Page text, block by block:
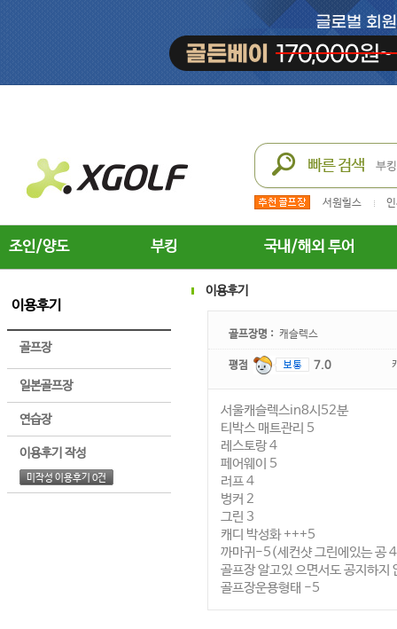
서원힐스
조인/양도 부킹 국내/해외 투어
이용후기
골프장
일본골프장
연습장
이용후기 작성
미작성 이용후기 0건
이용후기
골프장명 : 캐슬렉스
평점 7.0
서울캐슬렉스in8시52분
티박스 매트관리 5
레스토랑 4
페어웨이 5
러프 4
벙커 2
그린 3
캐디 박성화 +++5
까마귀-5(세컨샷 그린에있는 공
골프장 알고있 으면서도 공지하지
골프장운용형태 -5